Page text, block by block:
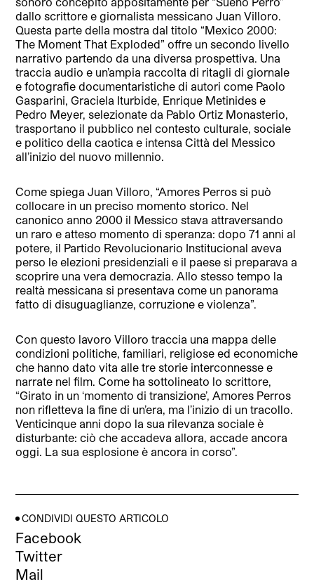
dallo scrittore e giornalista messicano Juan Villoro.
Questa parte della mostra dal titolo “Mexico 2000:
The Moment That Exploded” offre un secondo livello
narrativo partendo da una diversa prospettiva. Una
traccia audio e un’ampia raccolta di ritagli di giornale
e fotografie documentaristiche di autori come Paolo
Gasparini, Graciela Iturbide, Enrique Metinides e
Pedro Meyer, selezionate da Pablo Ortiz Monasterio,
trasportano il pubblico nel contesto culturale, sociale
e politico della caotica e intensa Città del Messico
all’inizio del nuovo millennio.
Come spiega Juan Villoro, “Amores Perros si può
collocare in un preciso momento storico. Nel
canonico anno 2000 il Messico stava attraversando
un raro e atteso momento di speranza: dopo 71 anni al
potere, il Partido Revolucionario Institucional aveva
perso le elezioni presidenziali e il paese si preparava a
scoprire una vera democrazia. Allo stesso tempo la
realtà messicana si presentava come un panorama
fatto di disuguaglianze, corruzione e violenza”.
Con questo lavoro Villoro traccia una mappa delle
condizioni politiche, familiari, religiose ed economiche
che hanno dato vita alle tre storie interconnesse e
narrate nel film. Come ha sottolineato lo scrittore,
“Girato in un ‘momento di transizione’, Amores Perros
non rifletteva la fine di un’era, ma l’inizio di un tracollo.
Venticinque anni dopo la sua rilevanza sociale è
disturbante: ciò che accadeva allora, accade ancora
oggi. La sua esplosione è ancora in corso”.
CONDIVIDI QUESTO ARTICOLO
Facebook
Twitter
Mail